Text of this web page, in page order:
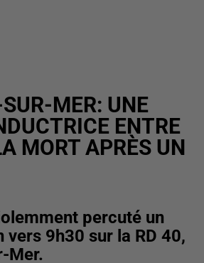
MER: UNE
ENTRE
MORT APRÈS UN
percuté un
vers 9h30 sur la RD 40,
Mer.